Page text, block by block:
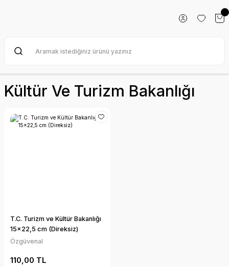
Kültür Ve Turizm Bakanlığı
T.C. Turizm ve Kültür Bakanlığı
15x22,5 cm (Direksiz)
Özgüvenal
110,00 TL